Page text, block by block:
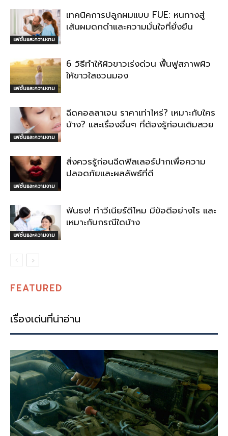
แฟชั่นและความงาม
เทคนิคการปลูกผมแบบ FUE: หนทางสู่
เส้นผมดกดำและความมั่นใจที่ยั่งยืน
แฟชั่นและความงาม
6 วิธีทำให้ผิวขาวเร่งด่วน ฟื้นฟูสภาพผิว
ให้ขาวใสชวนมอง
แฟชั่นและความงาม
ฉีดคอลลาเจน ราคาเท่าไหร่? เหมาะกับใคร
บ้าง? และเรื่องอื่นๆ ที่ต้องรู้ก่อนเติมสวย
แฟชั่นและความงาม
สิ่งควรรู้ก่อนฉีดฟิลเลอร์ปากเพื่อความ
ปลอดภัยและผลลัพธ์ที่ดี
แฟชั่นและความงาม
ฟันธง! ทำวีเนียร์ดีไหม มีข้อดีอย่างไร และ
เหมาะกับกรณีใดบ้าง
FEATURED
เรื่องเด่นที่น่าอ่าน